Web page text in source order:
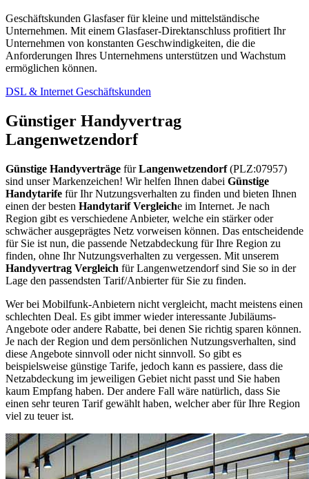
Geschäftskunden Glasfaser für kleine und mittelständische
Unternehmen. Mit einem Glasfaser-Direktanschluss profitiert Ihr
Unternehmen von konstanten Geschwindigkeiten, die die
Anforderungen Ihres Unternehmens unterstützen und Wachstum
ermöglichen können.
DSL & Internet Geschäftskunden
Günstiger Handyvertrag
Langenwetzendorf
Günstige Handyverträge fürLangenwetzendorf(PLZ:07957)
sind unser Markenzeichen! Wir helfen Ihnen dabei Günstige
Handytarife für Ihr Nutzungsverhalten zu finden und bieten Ihnen
einen der besten Handytarif Vergleiche im Internet. Je nach
Region gibt es verschiedene Anbieter, welche ein stärker oder
schwächer ausgeprägtes Netz vorweisen können. Das entscheidende
für Sie ist nun, die passende Netzabdeckung für Ihre Region zu
finden, ohne Ihr Nutzungsverhalten zu vergessen. Mit unserem
Handyvertrag Vergleich für Langenwetzendorf sind Sie so in der
Lage den passendsten Tarif/Anbierter für Sie zu finden.
Wer bei Mobilfunk-Anbietern nicht vergleicht, macht meistens einen
schlechten Deal. Es gibt immer wieder interessante Jubiläums-
Angebote oder andere Rabatte, bei denen Sie richtig sparen können.
Je nach der Region und dem persönlichen Nutzungsverhalten, sind
diese Angebote sinnvoll oder nicht sinnvoll. So gibt es
beispielsweise günstige Tarife, jedoch kann es passiere, dass die
Netzabdeckung im jeweiligen Gebiet nicht passt und Sie haben
kaum Empfang haben. Der andere Fall wäre natürlich, dass Sie
einen sehr teuren Tarif gewählt haben, welcher aber für Ihre Region
viel zu teuer ist.